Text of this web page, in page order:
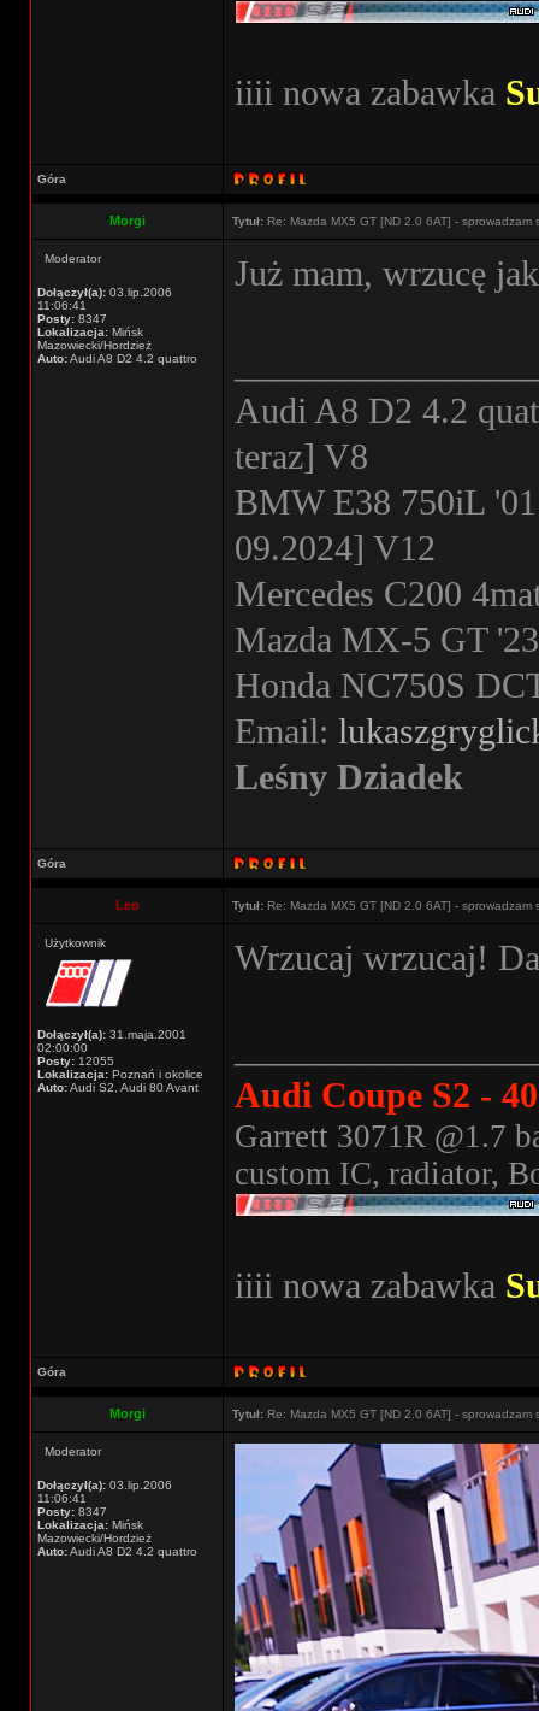
iiii nowa zabawka
Góra
Morgi Tytuł: Re: Mazda MX5 GT [ND 2.0 6AT] - sprowadzam
Moderator
Dołączył(a): 03.lip.2006
11:06:41
Posty: 8347
Lokalizacja: Mińsk
Mazowiecki/Hordzież
Auto:Audi A8 D2 4.2 quattro
Już mam, wrzucę
Audi A8 D2 4.2
teraz] V8
BMW E38 750iL
09.2024] V12
Mercedes C200
Mazda MX-5 GT
Honda NC750S
Email:
Leśny Dziadek
Góra
Leo Tytuł: Re: Mazda MX5 GT [ND 2.0 6AT] - sprowadzam
Użytkownik
Dołączył(a): 31.maja.2001
02:00:00
Posty: 12055
Lokalizacja: Poznań i okolice
Auto:Audi S2, Audi 80 Avant
Wrzucaj wrzucaj!
Audi Coupe S2 -
Garrett 3071R @1.7
custom IC, radiator,
iiii nowa zabawka
Góra
Morgi Tytuł: Re: Mazda MX5 GT [ND 2.0 6AT] - sprowadzam
Moderator
Dołączył(a): 03.lip.2006
11:06:41
Posty: 8347
Lokalizacja: Mińsk
Mazowiecki/Hordzież
Auto:Audi A8 D2 4.2 quattro